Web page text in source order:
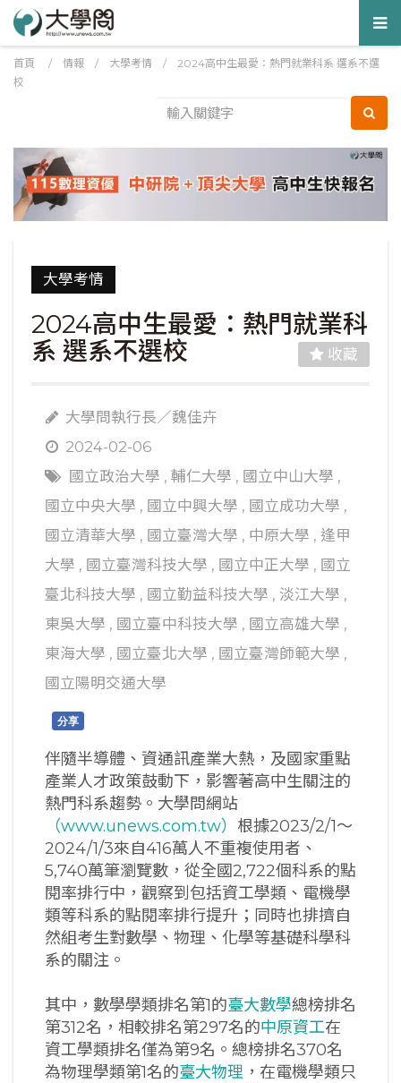
首頁 / 情報 / 大學考情 / 2024高中生最愛：熱門就業科系 選系不選
校
大學考情
2024高中生最愛：熱門就業科
系 選系不選校
收藏
大學問執行長／魏佳卉
2024-02-06
國立政治大學 , 輔仁大學 , 國立中山大學 ,
國立中央大學 , 國立中興大學 , 國立成功大學 ,
國立清華大學 , 國立臺灣大學 , 中原大學 , 逢甲
大學 , 國立臺灣科技大學 , 國立中正大學 , 國立
臺北科技大學 , 國立勤益科技大學 , 淡江大學 ,
東吳大學 , 國立臺中科技大學 , 國立高雄大學 ,
東海大學 , 國立臺北大學 , 國立臺灣師範大學 ,
國立陽明交通大學
分享
伴隨半導體、資通訊產業大熱，及國家重點
產業人才政策鼓動下，影響著高中生關注的
熱門科系趨勢。大學問網站
（www.unews.com.tw） 根據2023/2/1～
2024/1/3來自416萬人不重複使用者、
5,740萬筆瀏覽數，從全國2,722個科系的點
閱率排行中，觀察到包括資工學類、電機學
類等科系的點閱率排行提升；同時也排擠自
然組考生對數學、物理、化學等基礎科學科
系的關注。
其中，數學學類排名第1的臺大數學總榜排名
第312名，相較排名第297名的中原資工在
資工學類排名僅為第9名。總榜排名370名
為物理學類第1名的臺大物理 ，在電機學類只